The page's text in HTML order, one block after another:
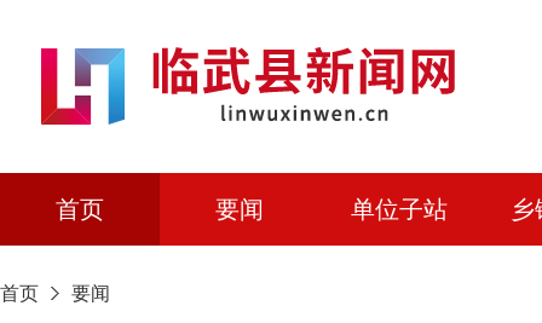
首页 要闻 单位子站
首页 要闻